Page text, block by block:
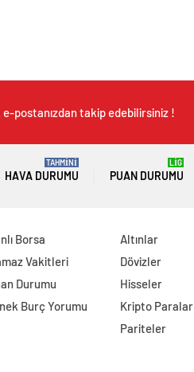
postanızdan takip edebilirsiniz !
HAVA DURUMU
TAHMİNİ
PUAN DURUMU
LİG
Borsa
Vakitleri
Durumu
Burç Yorumu
Altınlar
Dövizler
Hisseler
Kripto Paralar
Pariteler